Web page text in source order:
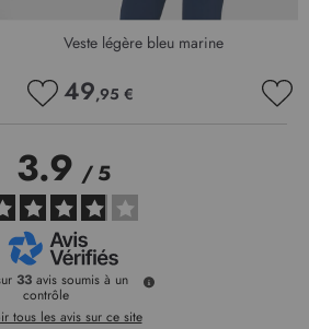
MA
LISTE
D’ENVIE
Veste légère bleu marine
49,95 €
3.9/5
33 avis soumis à un
contrôle
tous les avis sur ce site